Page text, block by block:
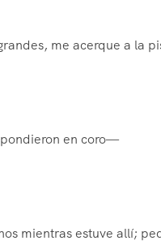
me acerque a la
en coro—
mientras estuve allí;